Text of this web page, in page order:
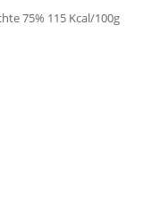
75% 115 Kcal/100g